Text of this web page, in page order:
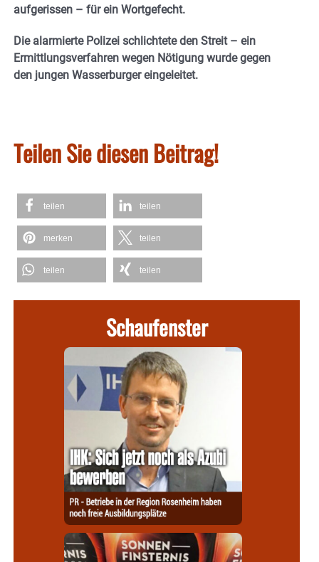
aufgerissen – für ein Wortgefecht.
Die alarmierte Polizei schlichtete den Streit – ein
Ermittlungsverfahren wegen Nötigung wurde gegen
den jungen Wasserburger eingeleitet.
Teilen Sie diesen Beitrag!
teilen teilen
merken teilen
teilen teilen
Schaufenster